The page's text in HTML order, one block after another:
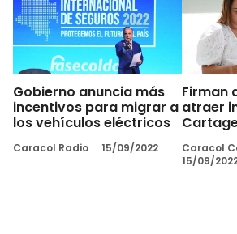
Gobierno anuncia más
incentivos para migrar a
los vehículos eléctricos
Caracol Radio 15/09/2022
Firman
atraer
Caracol
15/09/